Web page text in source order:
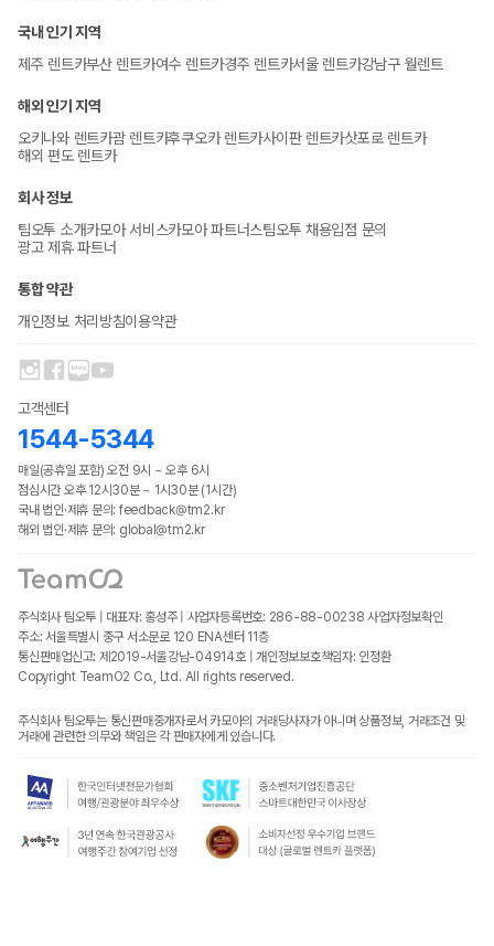
국내 인기 지역
제주 렌트카부산 렌트카여수 렌트카경주 렌트카서울 렌트카강남구 월렌트
해외 인기 지역
오키나와 렌트카괌 렌트카후쿠오카 렌트카사이판 렌트카삿포로 렌트카
해외 편도 렌트카
회사 정보
팀오투 소개카모아 서비스카모아 파트너스팀오투 채용입점 문의
광고 제휴 파트너
통합 약관
개인정보 처리방침이용약관
고객센터
1544-5344
매일(공휴일 포함) 오전 9시 ~ 오후 6시
점심시간 오후 12시30분 ~ 1시30분 (1시간)
국내 법인·제휴 문의: feedback@tm2.kr
해외 법인·제휴 문의: global@tm2.kr
주식회사 팀오투 | 대표자: 홍성주 | 사업자등록번호: 286-88-00238 사업자정보확인
주소: 서울특별시 중구 서소문로 120 ENA센터 11층
통신판매업신고: 제2019-서울강남-04914호 | 개인정보보호책임자: 인정환
Copyright TeamO2 Co., Ltd. All rights reserved.
주식회사 팀오투는 통신판매중개자로서 카모아의 거래당사자가 아니며 상품정보, 거래조건 및
거래에 관련한 의무와 책임은 각 판매자에게 있습니다.